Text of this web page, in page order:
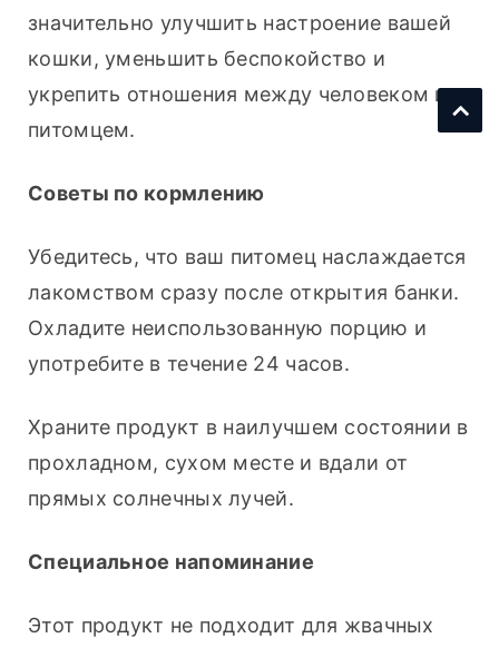
значительно улучшить настроение вашей
кошки, уменьшить беспокойство и
укрепить отношения между человеком и
питомцем.
Советы по кормлению
Убедитесь, что ваш питомец наслаждается
лакомством сразу после открытия банки.
Охладите неиспользованную порцию и
употребите в течение 24 часов.
Храните продукт в наилучшем состоянии в
прохладном, сухом месте и вдали от
прямых солнечных лучей.
Специальное напоминание
Этот продукт не подходит для жвачных